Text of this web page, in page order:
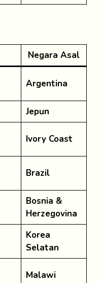
Negara Asal
Argentina
Jepun
Ivory Coast
Brazil
Bosnia &
Herzegovina
Korea
Selatan
Malawi